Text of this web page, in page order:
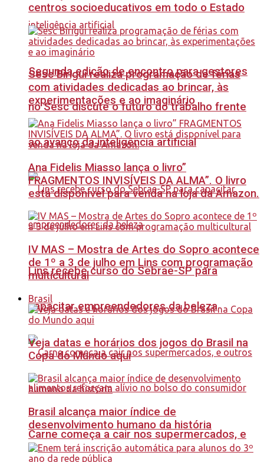
Segunda edição de encontro para gestores
no Sesc discute o futuro do trabalho frente
ao avanço da inteligência artificial
Lins recebe curso do Sebrae-SP para
capacitar empreendedores da beleza
Carne começa a cair nos supermercados, e
centros socioeducativos em todo o Estado
Sesc Birigui realiza programação de férias
com atividades dedicadas ao brincar, às
experimentações e ao imaginário
Ana Fidelis Miasso lança o livro”
FRAGMENTOS INVISÍVEIS DA ALMA”. O livro
está disponível para venda na loja da Amazon.
IV MAS – Mostra de Artes do Sopro acontece
de 1º a 3 de julho em Lins com programação
multicultural
Brasil
Veja datas e horários dos jogos do Brasil na
Copa do Mundo aqui
Brasil alcança maior índice de
desenvolvimento humano da história